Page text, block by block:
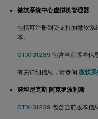
微软系统中心虚拟机管理器
包括可注册到受支持的微软系
本。
CTX131239 包含当前版本信
有关详细信息，请参阅 微软系
努坦尼克斯 阿克罗波利斯
CTX131239 包含当前版本信